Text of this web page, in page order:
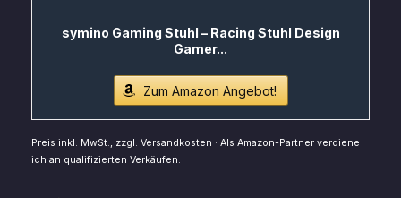
symino Gaming Stuhl – Racing Stuhl Design
Gamer...
Zum Amazon Angebot!
Preis inkl. MwSt., zzgl. Versandkosten · Als Amazon-Partner verdiene
ich an qualifizierten Verkäufen.